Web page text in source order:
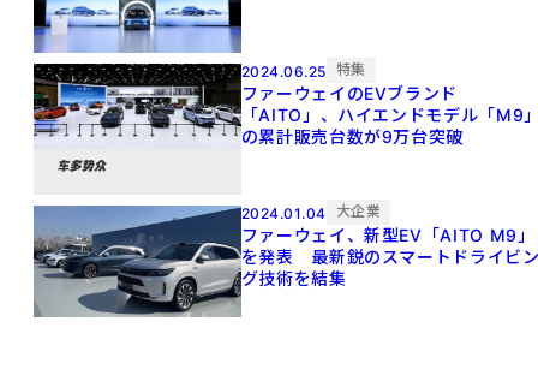
2024.06.25 特集
ファーウェイのEVブランド
「AITO」、ハイエンドモデル「M9
の累計販売台数が9万台突破
2024.01.04 大企業
ファーウェイ、新型EV「AITO M9」
を発表 最新鋭のスマートドライビ
グ技術を結集